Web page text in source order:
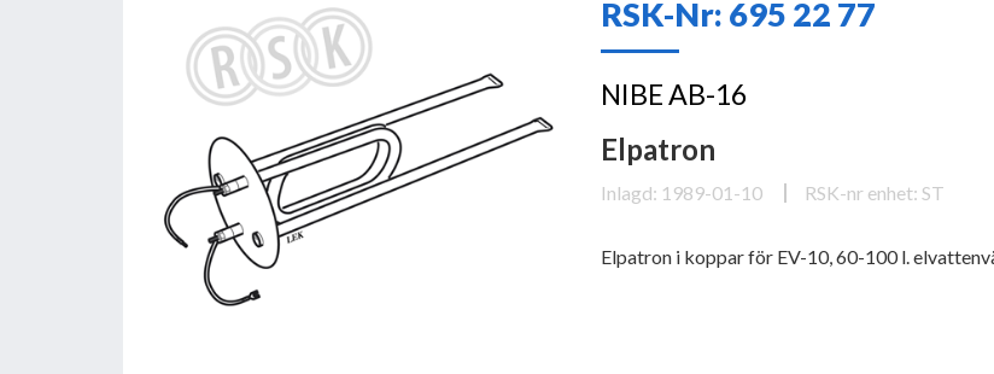
RSK-Nr: 695 22 77
NIBE AB-16
Elpatron
Inlagd: 1989-01-10 RSK-nr enhet: ST
Elpatron i koppar för EV-10, 60-100 l.